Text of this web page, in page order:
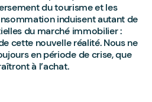
du tourisme et les
induisent autant de
du marché immobilier :
cette nouvelle réalité. Nous ne
en période de crise, que
à l’achat.